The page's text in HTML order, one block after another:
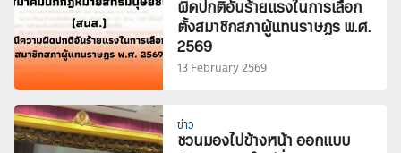
ผิดปกติอันร้ายแรงในการเลือก
ตั้งสมาชิกสภาผู้แทนราษฎร พ.ศ.
2569
13 February 2569
ข่าว
ชวนมองไปข้างหน้า ออกแบบ